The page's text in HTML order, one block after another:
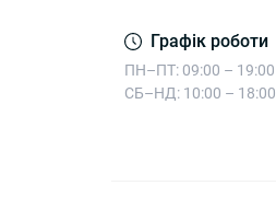
Графік роботи
ПН–ПТ: 09:00 – 19:00
СБ–НД: 10:00 – 18:00